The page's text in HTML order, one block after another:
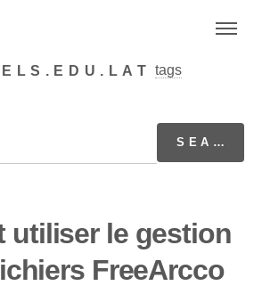
tags
utiliser le gestion
FreeArcco